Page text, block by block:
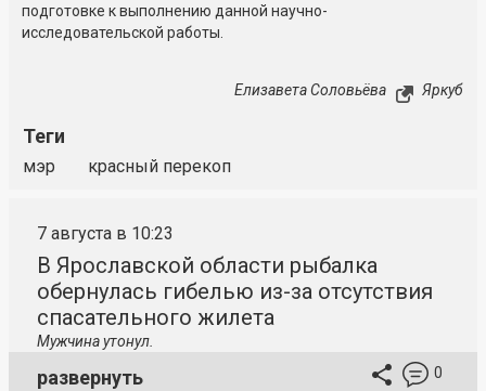
подготовке к выполнению данной научно-
исследовательской работы.
Елизавета Соловьёва Яркуб
Теги
мэр красный перекоп
7 августа в 10:23
В Ярославской области рыбалка
обернулась гибелью из-за отсутствия
спасательного жилета
Мужчина утонул.
развернуть 0